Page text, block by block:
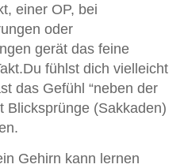
einer OP, bei
oder
gerät das feine
fühlst dich vielleicht
das Gefühl “neben der
Blicksprünge (Sakkaden)
Gehirn kann lernen